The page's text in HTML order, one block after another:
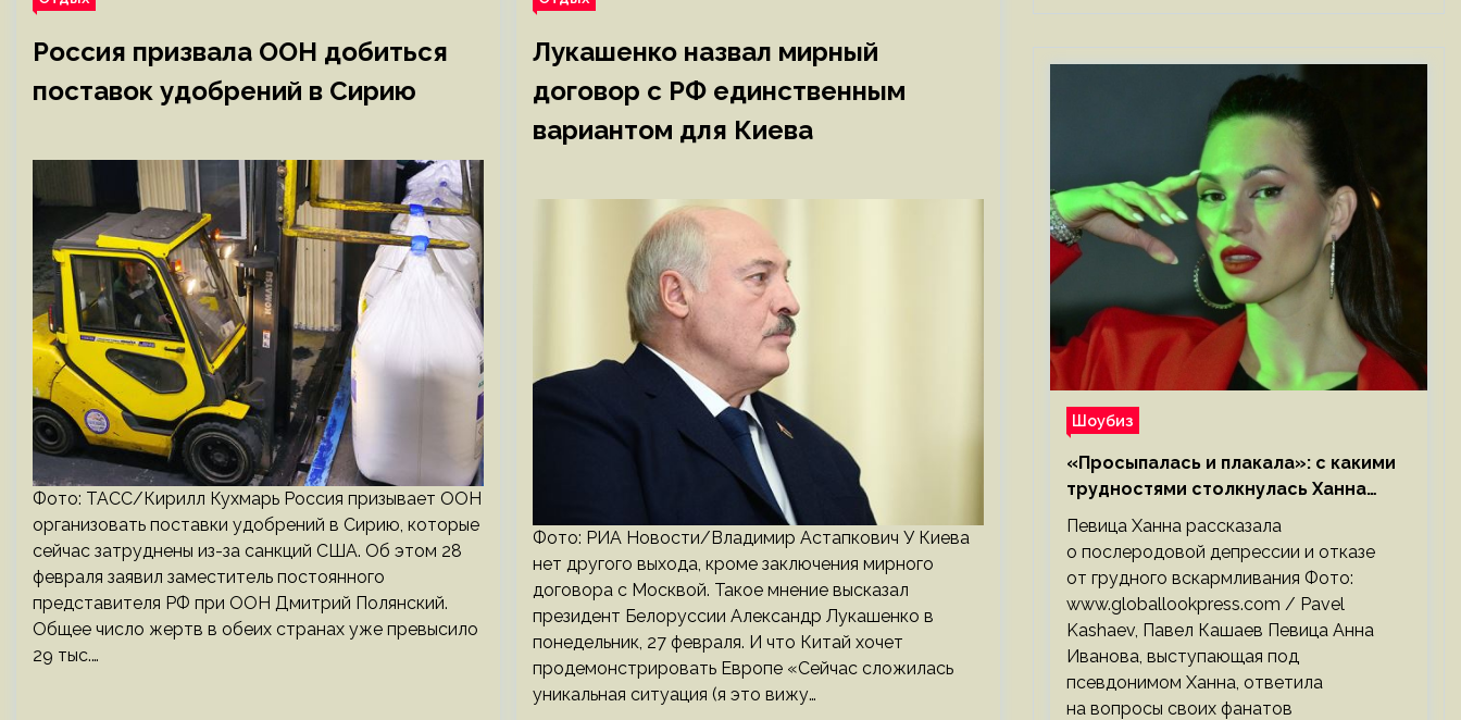
Россия призвала ООН добиться
поставок удобрений в Сирию
Фото: ТАСС/Кирилл Кухмарь Россия призывает ООН
организовать поставки удобрений в Сирию, которые
сейчас затруднены из-за санкций США. Об этом 28
февраля заявил заместитель постоянного
представителя РФ при ООН Дмитрий Полянский.
Общее число жертв в обеих странах уже превысило
29 тыс.…
Лукашенко назвал мирный
договор с РФ единственным
вариантом для Киева
Фото: РИА Новости/Владимир Астапкович У Киева
нет другого выхода, кроме заключения мирного
договора с Москвой. Такое мнение высказал
президент Белоруссии Александр Лукашенко в
понедельник, 27 февраля. И что Китай хочет
продемонстрировать Европе «Сейчас сложилась
уникальная ситуация (я это вижу…
Шоубиз
«Просыпалась и плакала»: с какими
трудностями столкнулась Ханна
после родов
Певица Ханна рассказала
о послеродовой депрессии и отказе
от грудного вскармливания Фото:
www.globallookpress.com / Pavel
Kashaev, Павел Кашаев Певица Анна
Иванова, выступающая под
псевдонимом Ханна, ответила
на вопросы своих фанатов